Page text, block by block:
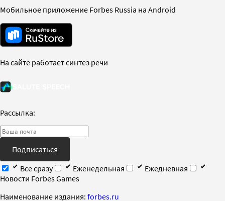
Мобильное приложение Forbes Russia на Android
На сайте работает синтез речи
Рассылка:
Подписаться
Все сразу
Еженедельная
Ежедневная
Новости Forbes Games
Наименование издания: forbes.ru